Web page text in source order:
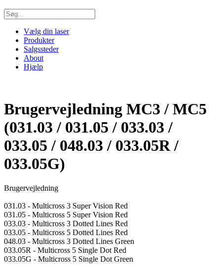
Vælg din laser
Produkter
Salgssteder
About
Hjælp
Brugervejledning MC3 / MC5
(031.03 / 031.05 / 033.03 /
033.05 / 048.03 / 033.05R /
033.05G)
Brugervejledning
031.03 - Multicross 3 Super Vision Red
031.05 - Multicross 5 Super Vision Red
033.03 - Multicross 3 Dotted Lines Red
033.05 - Multicross 5 Dotted Lines Red
048.03 - Multicross 3 Dotted Lines Green
033.05R - Multicross 5 Single Dot Red
033.05G - Multicross 5 Single Dot Green